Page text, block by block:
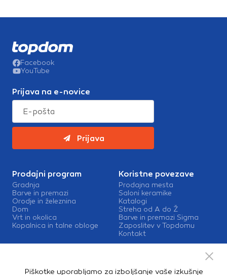
Facebook
YouTube
Prijava na e-novice
Prijava
Prodajni program
Gradnja
Barve in premazi
Orodje in železnina
Dom
Vrt in okolica
Kopalnica in talne obloge
Koristne povezave
Prodajna mesta
Saloni keramike
Katalogi
Streha od A do Ž
Barve in premazi Sigma
Zaposlitev v Topdomu
Kontakt
Mešalnice barv
Piškotke uporabljamo za izboljšanje vaše izkušnje